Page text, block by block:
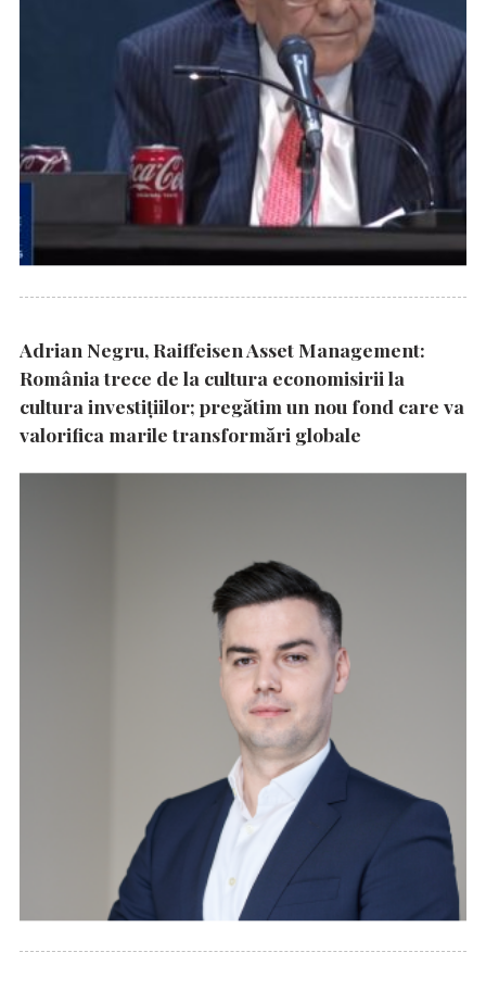
Adrian Negru, Raiffeisen Asset Management:
România trece de la cultura economisirii la
cultura investițiilor; pregătim un nou fond care va
valorifica marile transformări globale